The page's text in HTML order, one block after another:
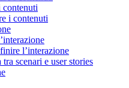
i contenuti
l’interazione
scenari e user stories